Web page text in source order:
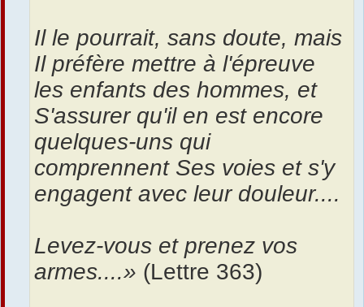
Il le pourrait, sans doute, mais
Il préfère mettre à l'épreuve
les enfants des hommes, et
S'assurer qu'il en est encore
quelques-uns qui
comprennent Ses voies et s'y
engagent avec leur douleur....
Levez-vous et prenez vos
armes....» (Lettre 363)